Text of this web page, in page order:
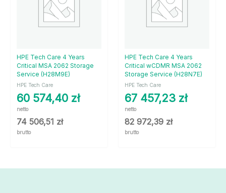
HPE Tech Care 4 Years
Critical MSA 2062 Storage
Service (H28M9E)
HPE Tech Care
60 574,40 zł
netto
74 506,51 zł
brutto
HPE Tech Care 4 Years
Critical wCDMR MSA 2062
Storage Service (H28N7E)
HPE Tech Care
67 457,23 zł
netto
82 972,39 zł
brutto